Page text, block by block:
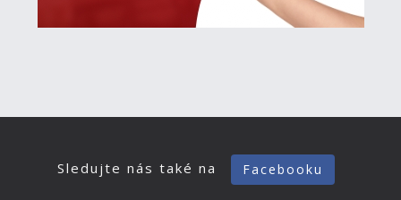
Sledujte nás také na Facebooku